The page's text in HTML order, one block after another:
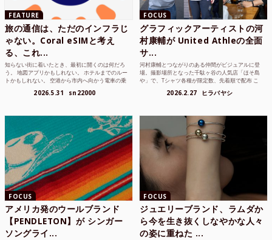
FEATURE
旅の通信は、ただのインフラじ
ゃない。Coral eSIMと考え
る、これ...
知らない街に着いたとき、最初に開くのは何だろ
う。 地図アプリかもしれない。 ホテルまでのルー
トかもしれない。 空港から市内へ向かう電車の乗
2026.5.31 sn22000
FOCUS
グラフィックアーティストの河
村康輔が United Athleの全面
サ...
河村康輔とつながりのある仲間がビジュアルに登
場。撮影場所となった千駄ヶ谷の人気店「ほそ島
や」で、Tシャツ各種が限定数、先着順で配布 こ
2026.2.27 ヒラバヤシ
FOCUS
アメリカ発のウールブランド
【PENDLETON】が シンガー
ソングライ...
FOCUS
ジュエリーブランド、ラムダか
ら今を生き抜くしなやかな人々
の姿に重ねた ...